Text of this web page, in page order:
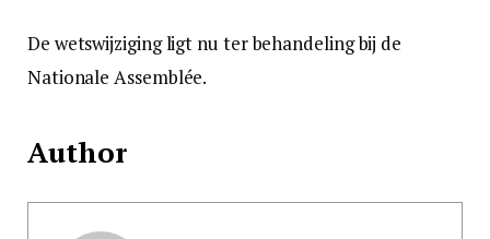
De wetswijziging ligt nu ter behandeling bij de
Nationale Assemblée.
Author